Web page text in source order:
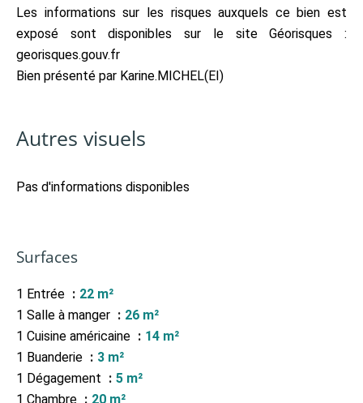
Les informations sur les risques auxquels ce bien est
exposé sont disponibles sur le site Géorisques :
georisques.gouv.fr
Bien présenté par Karine.MICHEL(EI)
Autres visuels
Pas d'informations disponibles
Surfaces
1 Entrée
22 m²
1 Salle à manger
26 m²
1 Cuisine américaine
14 m²
1 Buanderie
3 m²
1 Dégagement
5 m²
1 Chambre
20 m²